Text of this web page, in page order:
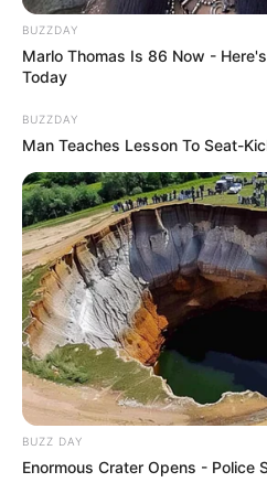
BUZZDAY
Marlo Thomas Is 86 Now -
Today
BUZZDAY
Man Teaches Lesson To Seat-
BUZZ DAY
Enormous Crater Opens - Police